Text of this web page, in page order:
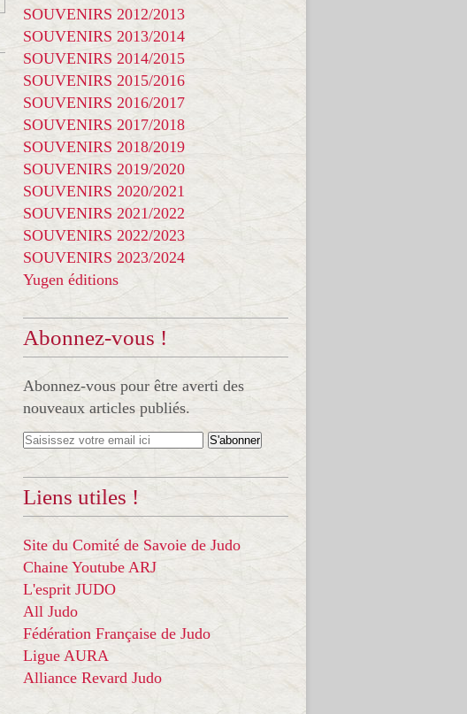
SOUVENIRS 2012/2013
SOUVENIRS 2013/2014
SOUVENIRS 2014/2015
SOUVENIRS 2015/2016
SOUVENIRS 2016/2017
SOUVENIRS 2017/2018
SOUVENIRS 2018/2019
SOUVENIRS 2019/2020
SOUVENIRS 2020/2021
SOUVENIRS 2021/2022
SOUVENIRS 2022/2023
SOUVENIRS 2023/2024
Yugen éditions
Abonnez-vous !
Abonnez-vous pour être averti des
nouveaux articles publiés.
Liens utiles !
Site du Comité de Savoie de Judo
Chaine Youtube ARJ
L'esprit JUDO
All Judo
Fédération Française de Judo
Ligue AURA
Alliance Revard Judo